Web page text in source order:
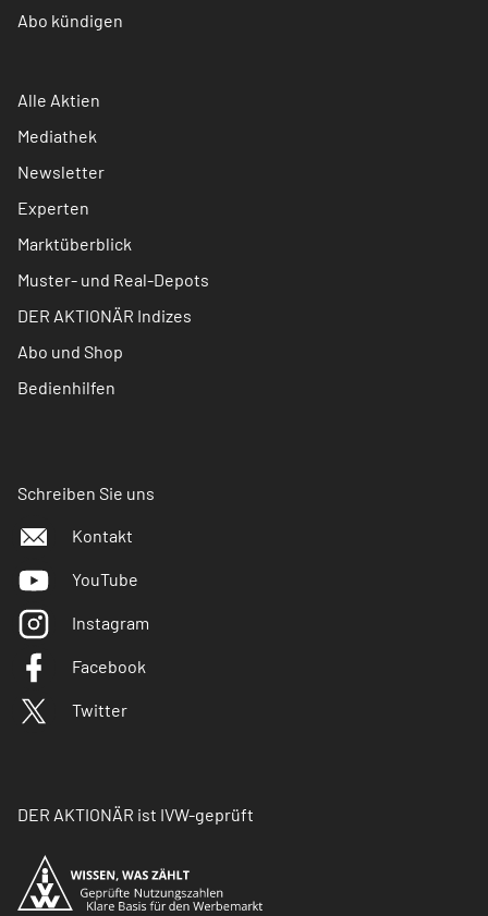
Abo kündigen
Alle Aktien
Mediathek
Newsletter
Experten
Marktüberblick
Muster- und Real-Depots
DER AKTIONÄR Indizes
Abo und Shop
Bedienhilfen
Schreiben Sie uns
Kontakt
YouTube
Instagram
Facebook
Twitter
DER AKTIONÄR ist IVW-geprüft